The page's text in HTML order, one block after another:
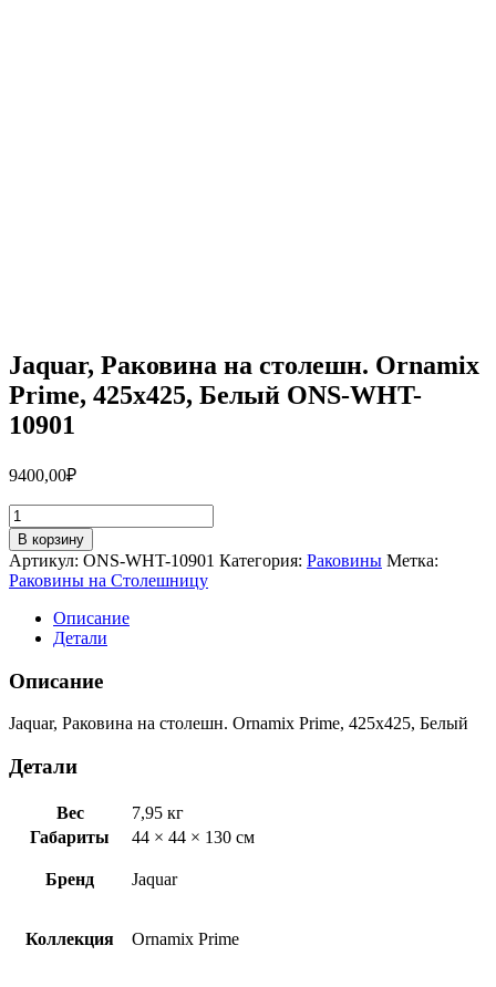
Jaquar, Раковина на столешн. Ornamix
Prime, 425х425, Белый ONS-WHT-
10901
9400,00₽
Количество
товара
Jaquar,
Раковина
на
столешн.
Ornamix
425х425,
Белый
WHT-
В корзину
Артикул: ONS-WHT-10901 Категория: Раковины Метка:
Раковины на Столешницу
Описание
Детали
Описание
Jaquar, Раковина на столешн. Ornamix Prime, 425х425, Белый
Детали
Вес
7,95 кг
Габариты
44 × 44 × 130 см
Бренд Jaquar
Коллекция Ornamix Prime